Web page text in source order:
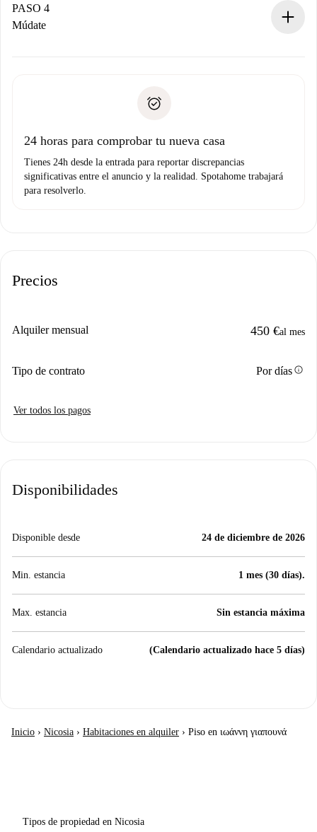
contacto con el propietario.
Si es rechazada: No te haremos ningún cargo y te
Prueba de solvencia
PASO 4
Múdate
no nos comunicas ningún problema.
24 horas para comprobar tu nueva casa
Tienes 24h desde la entrada para reportar discrepancias
significativas entre el anuncio y la realidad. Spotahome trabajará
para resolverlo.
Precios
Alquiler mensual 450 €al mes
Tipo de contrato Por díasinfo
Ver todos los pagos
Disponibilidades
Disponible desde 24 de diciembre de 2026
Min. estancia 1 mes (30 días).
Max. estancia Sin estancia máxima
Calendario actualizado (Calendario actualizado hace 5 días)
Inicio › Nicosia › Habitaciones en alquiler › Piso en ιωάννη γιαπουνά
Tipos de propiedad en Nicosia